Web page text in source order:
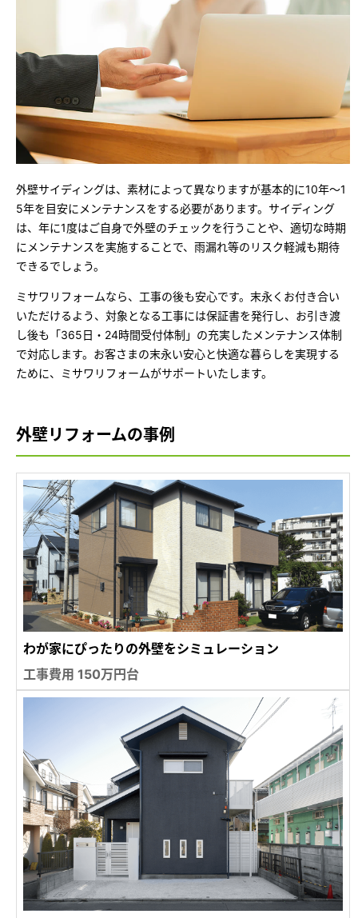
外壁サイディングは、素材によって異なりますが基本的に10年～1
5年を目安にメンテナンスをする必要があります。サイディング
は、年に1度はご自身で外壁のチェックを行うことや、適切な時期
にメンテナンスを実施することで、雨漏れ等のリスク軽減も期待
できるでしょう。
ミサワリフォームなら、工事の後も安心です。末永くお付き合い
いただけるよう、対象となる工事には保証書を発行し、お引き渡
し後も「365日・24時間受付体制」の充実したメンテナンス体制
で対応します。お客さまの末永い安心と快適な暮らしを実現する
ために、ミサワリフォームがサポートいたします。
外壁リフォームの事例
わが家にぴったりの外壁をシミュレーション
工事費用 150万円台